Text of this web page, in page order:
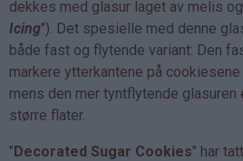
dekkes med glasur laget av melis
Icing"). Det spesielle med denne
både fast og flytende variant: Den
markere ytterkantene på
mens den mer tyntflytende glasuren
større flater.
"Decorated Sugar Cookies" har